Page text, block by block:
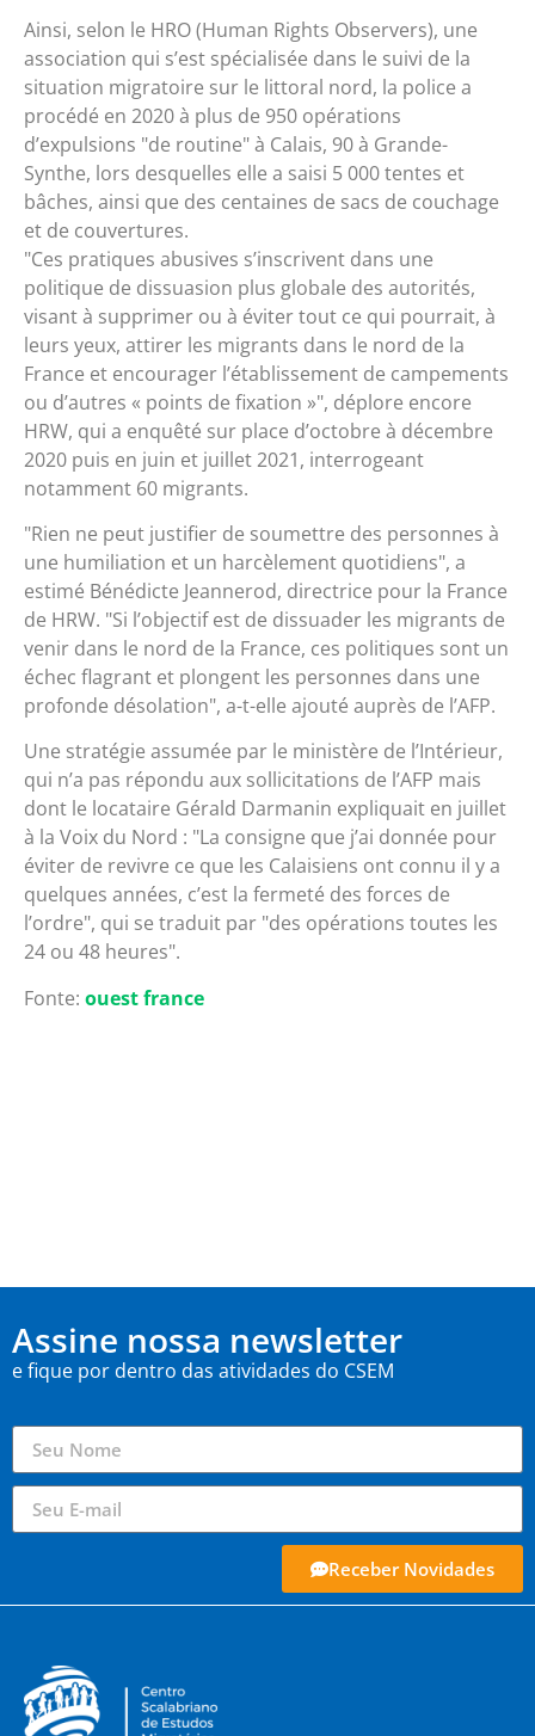
Ainsi, selon le HRO (Human Rights Observers), une
association qui s’est spécialisée dans le suivi de la
situation migratoire sur le littoral nord, la police a
procédé en 2020 à plus de 950 opérations
d’expulsions de routine à Calais, 90 à Grande-
Synthe, lors desquelles elle a saisi 5 000 tentes et
bâches, ainsi que des centaines de sacs de couchage
et de couvertures.
Ces pratiques abusives s’inscrivent dans une
politique de dissuasion plus globale des autorités,
visant à supprimer ou à éviter tout ce qui pourrait, à
leurs yeux, attirer les migrants dans le nord de la
France et encourager l’établissement de campements
ou d’autres « points de fixation » , déplore encore
HRW, qui a enquêté sur place d’octobre à décembre
2020 puis en juin et juillet 2021, interrogeant
notamment 60 migrants.
Rien ne peut justifier de soumettre des personnes à
une humiliation et un harcèlement quotidiens , a
estimé Bénédicte Jeannerod, directrice pour la France
de HRW. Si l’objectif est de dissuader les migrants de
venir dans le nord de la France, ces politiques sont un
échec flagrant et plongent les personnes dans une
profonde désolation , a-t-elle ajouté auprès de l’AFP.
Une stratégie assumée par le ministère de l’Intérieur,
qui n’a pas répondu aux sollicitations de l’AFP mais
dont le locataire Gérald Darmanin expliquait en juillet
à la Voix du Nord : La consigne que j’ai donnée pour
éviter de revivre ce que les Calaisiens ont connu il y a
quelques années, c’est la fermeté des forces de
l’ordre ​, qui se traduit par des opérations toutes les
24 ou 48 heures .
Fonte: ouest france
Assine nossa newsletter
e fique por dentro das atividades do CSEM
Receber Novidades